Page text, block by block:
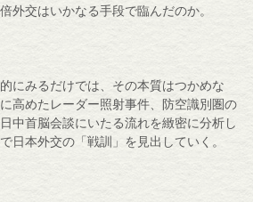
外交はいかなる手段で臨んだのか。
にみるだけでは、その本質はつかめな
高めたレーダー照射事件、防空識別圏の
中首脳会談にいたる流れを緻密に分析し
日本外交の「戦訓」を見出していく。